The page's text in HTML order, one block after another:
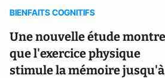
BIENFAITS COGNITIFS
Une nouvelle étude montre
que l'exercice physique
stimule la mémoire